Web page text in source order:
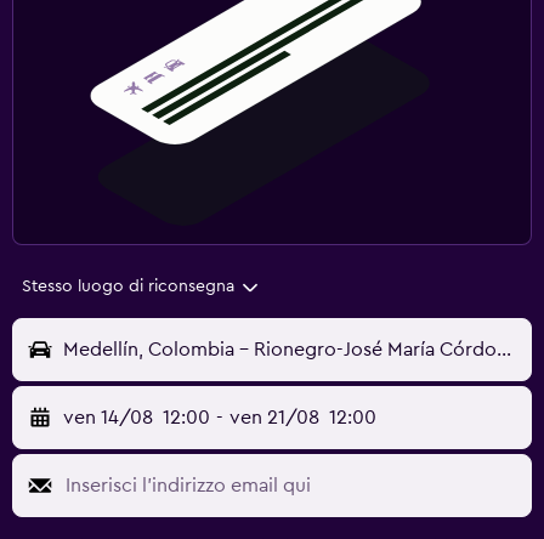
Stesso luogo di riconsegna
Medellín, Colombia - Rionegro-José María Córdova (MDE)
ven 14/08 12:00 - ven 21/08 12:00